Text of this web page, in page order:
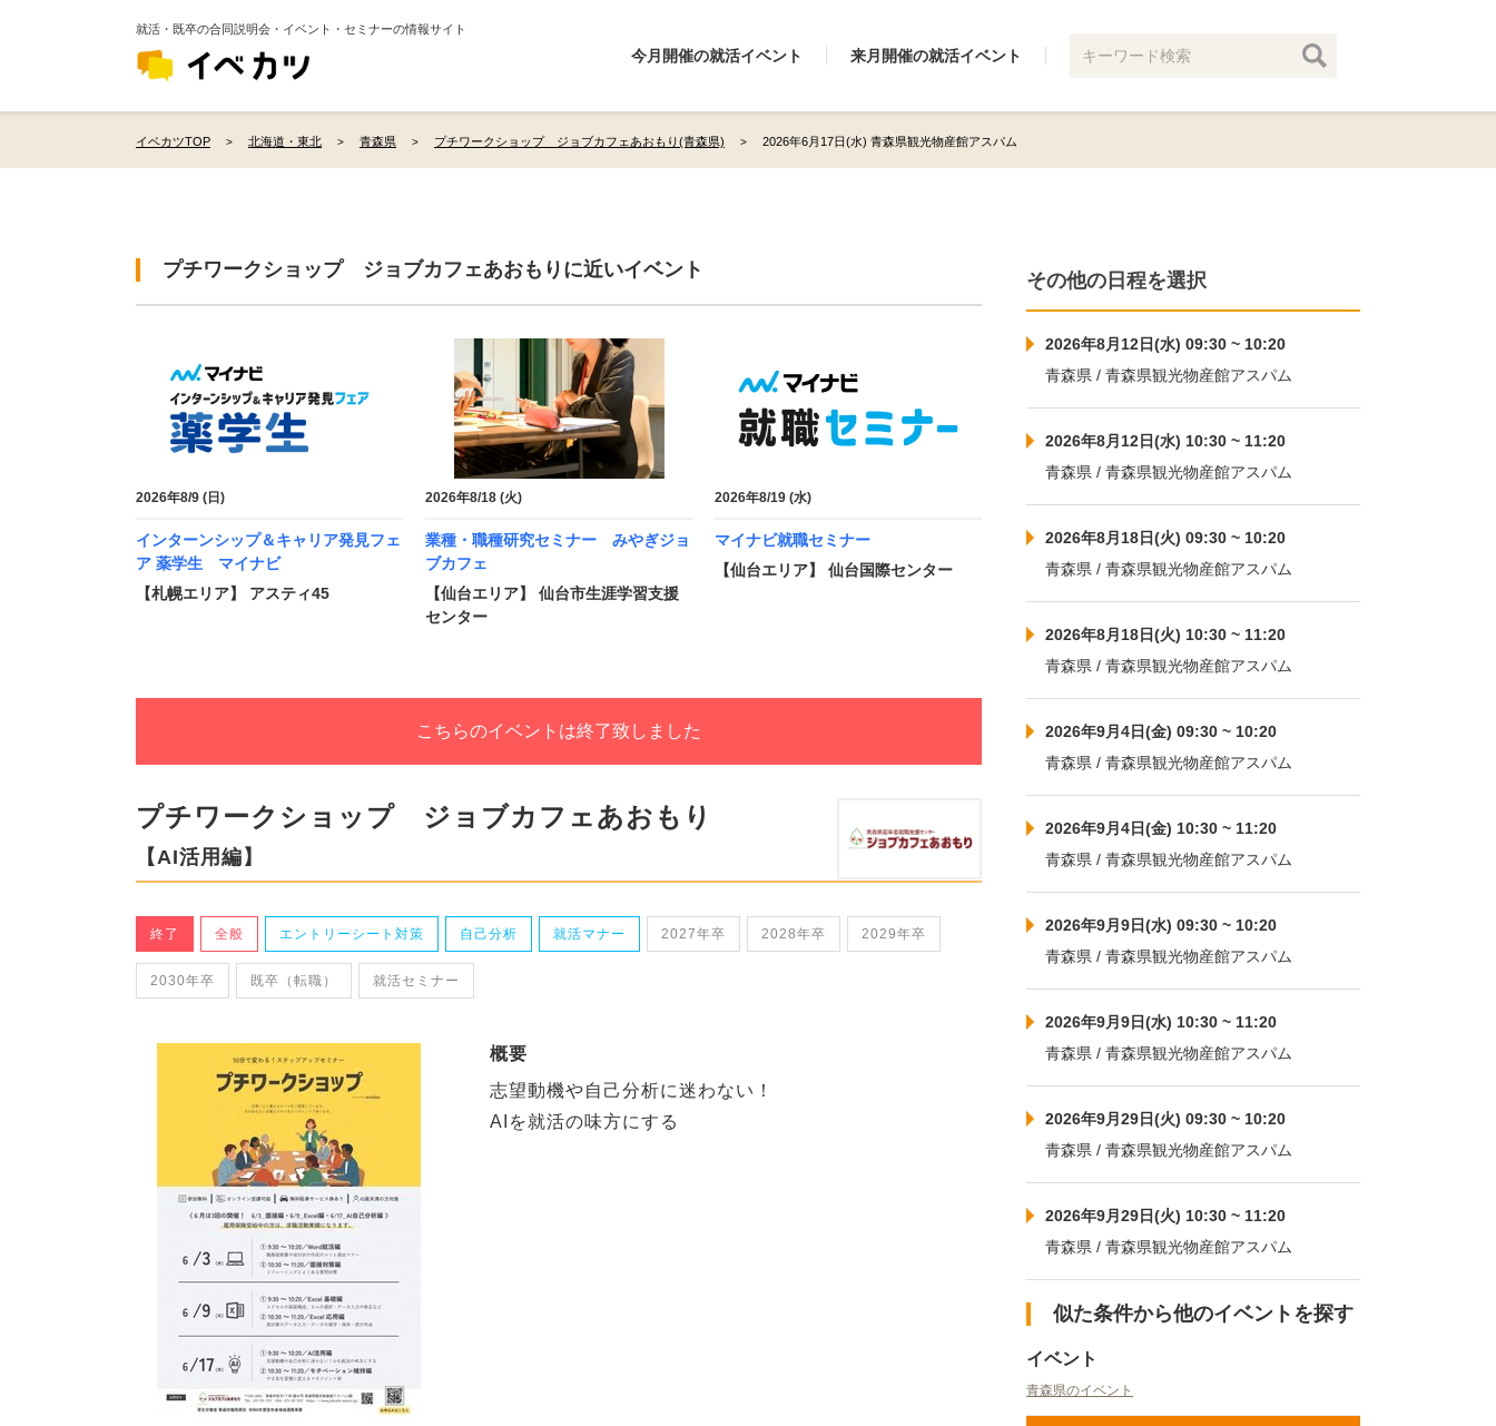
就活・既卒の合同説明会・イベント・セミナーの情報サイト
今月開催の就活イベント 来月開催の就活イベント
イベカツTOP 北海道・東北 青森県 プチワークショップ ジョブカフェあおもり(青森県) 2026年6月17日(水) 青森県観光物産館アスパム
プチワークショップ ジョブカフェあおもりに近いイベント
2026年8/9 (日)
インターンシップ＆キャリア発見フェ
ア 薬学生 マイナビ
【札幌エリア】 アスティ45
2026年8/18 (火)
業種・職種研究セミナー みやぎジョ
ブカフェ
【仙台エリア】 仙台市生涯学習支援
センター
2026年8/19 (水)
マイナビ就職セミナー
【仙台エリア】 仙台国際センター
こちらのイベントは終了致しました
プチワークショップ ジョブカフェあおもり
【AI活用編】
終了 全般 エントリーシート対策 自己分析 就活マナー 2027年卒 2028年卒 2029年卒
2030年卒 既卒（転職） 就活セミナー
概要
志望動機や自己分析に迷わない！
AIを就活の味方にする
その他の日程を選択
2026年8月12日(水) 09:30 ~ 10:20
青森県 / 青森県観光物産館アスパム
2026年8月12日(水) 10:30 ~ 11:20
青森県 / 青森県観光物産館アスパム
2026年8月18日(火) 09:30 ~ 10:20
青森県 / 青森県観光物産館アスパム
2026年8月18日(火) 10:30 ~ 11:20
青森県 / 青森県観光物産館アスパム
2026年9月4日(金) 09:30 ~ 10:20
青森県 / 青森県観光物産館アスパム
2026年9月4日(金) 10:30 ~ 11:20
青森県 / 青森県観光物産館アスパム
2026年9月9日(水) 09:30 ~ 10:20
青森県 / 青森県観光物産館アスパム
2026年9月9日(水) 10:30 ~ 11:20
青森県 / 青森県観光物産館アスパム
2026年9月29日(火) 09:30 ~ 10:20
青森県 / 青森県観光物産館アスパム
2026年9月29日(火) 10:30 ~ 11:20
青森県 / 青森県観光物産館アスパム
似た条件から他のイベントを探す
イベント
青森県のイベント